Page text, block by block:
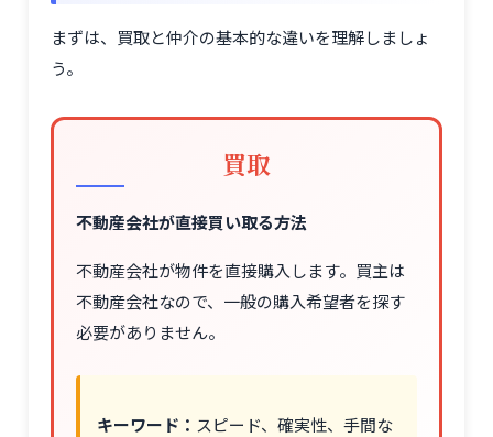
まずは、買取と仲介の基本的な違いを理解しましょ
う。
買取
不動産会社が直接買い取る方法
不動産会社が物件を直接購入します。買主は
不動産会社なので、一般の購入希望者を探す
必要がありません。
キーワード： スピード、確実性、手間な